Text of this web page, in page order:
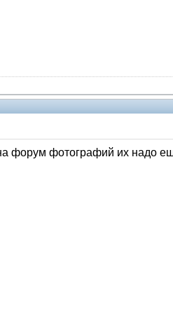
форум фотографий их надо